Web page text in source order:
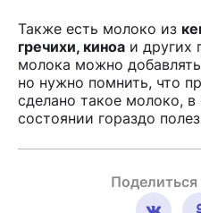
Также есть молоко из
гречихи, киноа и других
молока можно
но нужно помнить, что
сделано такое молоко,
состоянии гораздо